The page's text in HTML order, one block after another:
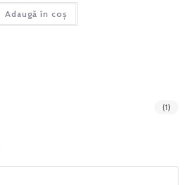
Adaugă în coș
(1)